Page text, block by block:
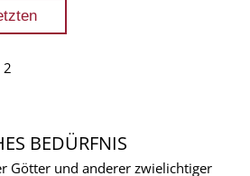
2
BEDÜRFNIS
Götter und anderer zwielichtiger